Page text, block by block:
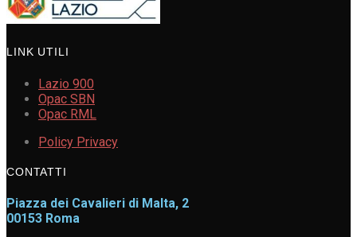
LINK UTILI
Lazio 900
Opac SBN
Opac RML
Policy Privacy
CONTATTI
Piazza dei Cavalieri di Malta, 2
00153 Roma